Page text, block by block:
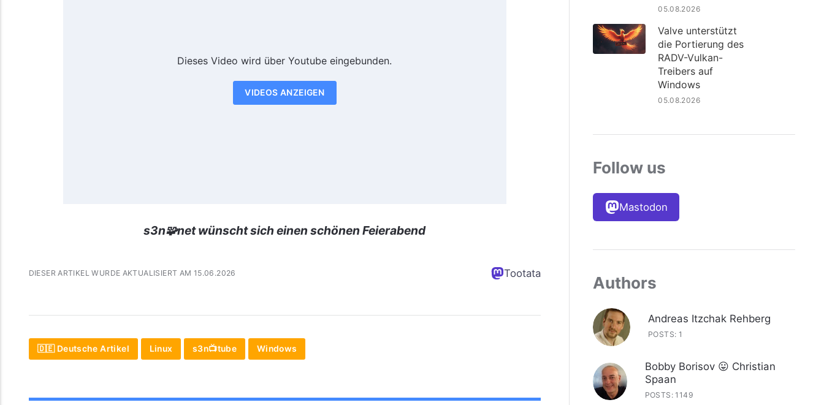
Dieses Video wird über Youtube eingebunden.
VIDEOS ANZEIGEN
s3n🧩net wünscht sich einen schönen Feierabend
DIESER ARTIKEL WURDE AKTUALISIERT AM 15.06.2026 Tootata
🇩🇪 Deutsche Artikel Linux s3n📺tube Windows
05.08.2026
Valve unterstützt
die Portierung des
RADV-Vulkan-
Treibers auf
Windows
05.08.2026
Follow us
Mastodon
Authors
Andreas Itzchak Rehberg
POSTS: 1
Bobby Borisov 😛 Christian
Spaan
POSTS: 1149